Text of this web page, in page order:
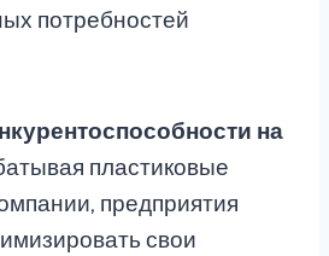
потребностей
на
пластиковые
предприятия
свои